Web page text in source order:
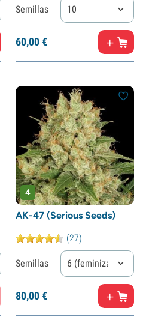
Semillas 10
60,00€
4
AK-47 (Serious Seeds)
(27)
Semillas 6 (feminizadas)
80,00€